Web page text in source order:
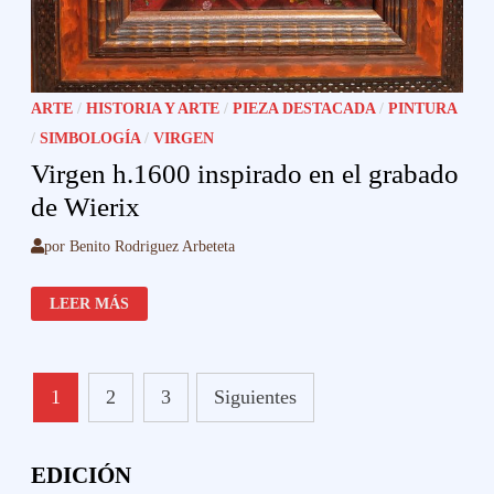
ARTE /HISTORIA Y ARTE /PIEZA DESTACADA/PINTURA
/SIMBOLOGÍA/VIRGEN
Virgen h.1600 inspirado en el grabado
de Wierix
porBenito Rodriguez Arbeteta
VIRGEN
H.1600
INSPIRADO
GRABADO
DE
WIERIX
LEER MÁS
Paginación
de
entradas
1 2 3 Siguientes
EDICIÓN